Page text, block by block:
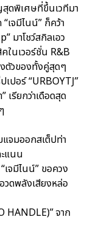
ดพิเศษที่ขึ้นเวทีมา
เจมีไนน์” ก็คว้า
มาโชว์สกิลเอว
ในเวอร์ชั่น R&B
ตัวของทั้งคู่สุดๆ
ปอร์ “URBOYTJ”
เรียกว่าเดือดสุด
แจมออกสเต็ปท่า
แนน
จมีไนน์” ขอควง
ดพลังเสียงหล่อ
HANDLE)” จาก